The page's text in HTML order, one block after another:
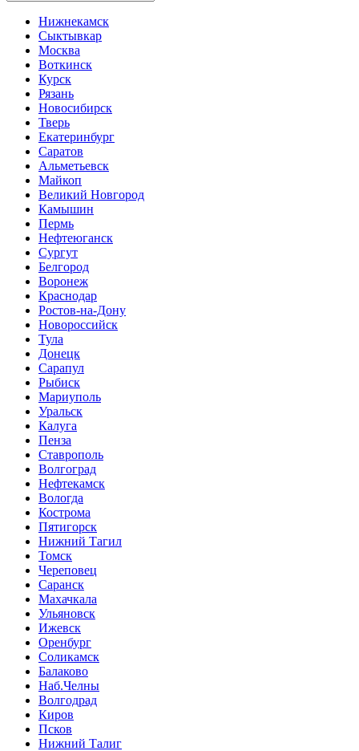
Нижнекамск
Сыктывкар
Москва
Воткинск
Курск
Рязань
Новосибирск
Тверь
Екатеринбург
Саратов
Альметьевск
Майкоп
Великий Новгород
Камышин
Пермь
Нефтеюганск
Сургут
Белгород
Воронеж
Краснодар
Ростов-на-Дону
Новороссийск
Тула
Донецк
Сарапул
Рыбиск
Мариуполь
Уральск
Калуга
Пенза
Ставрополь
Волгоград
Нефтекамск
Вологда
Кострома
Пятигорск
Нижний Тагил
Томск
Череповец
Саранск
Махачкала
Ульяновск
Ижевск
Оренбург
Соликамск
Балаково
Наб.Челны
Волгодрад
Киров
Псков
Нижний Талиг